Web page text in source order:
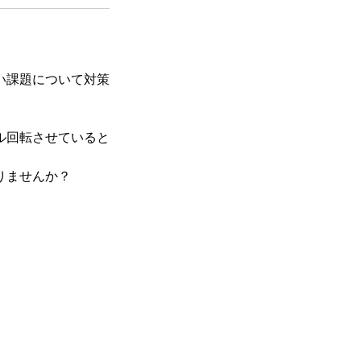
課題について対策
転させていると
ませんか？